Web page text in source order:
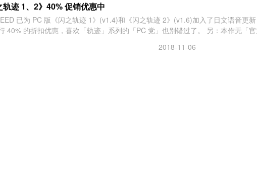
轨迹 1、2》40% 促销优惠中
之轨迹 1》(v1.4)和《闪之轨迹 2》(v1.6)加入了日文语音更新 。 为了庆祝这个历史性的时刻，XSEED 宣布即日起《闪之轨迹 1》、《
轨迹 2》至 11 月 13 日期间进行 40% 的折扣优惠，喜欢「轨迹」
2018-11-06